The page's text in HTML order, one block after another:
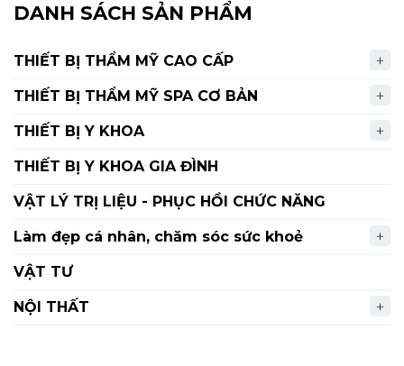
DANH SÁCH SẢN PHẨM
THIẾT BỊ THẨM MỸ CAO CẤP
THIẾT BỊ THẨM MỸ SPA CƠ BẢN
THIẾT BỊ Y KHOA
THIẾT BỊ Y KHOA GIA ĐÌNH
VẬT LÝ TRỊ LIỆU - PHỤC HỒI CHỨC NĂNG
Làm đẹp cá nhân, chăm sóc sức khoẻ
VẬT TƯ
NỘI THẤT